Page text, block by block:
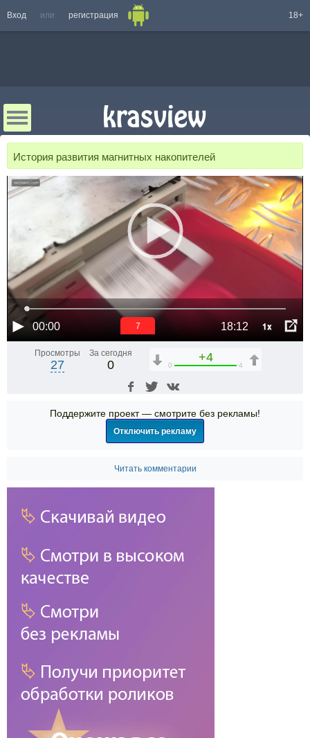
Вход или регистрация 18+
История развития магнитных накопителей
00:00 18:12 1x
7
Просмотры
27
За сегодня
0
+4
0 4
Поддержите проект — смотрите без рекламы!
Отключить рекламу
Читать комментарии